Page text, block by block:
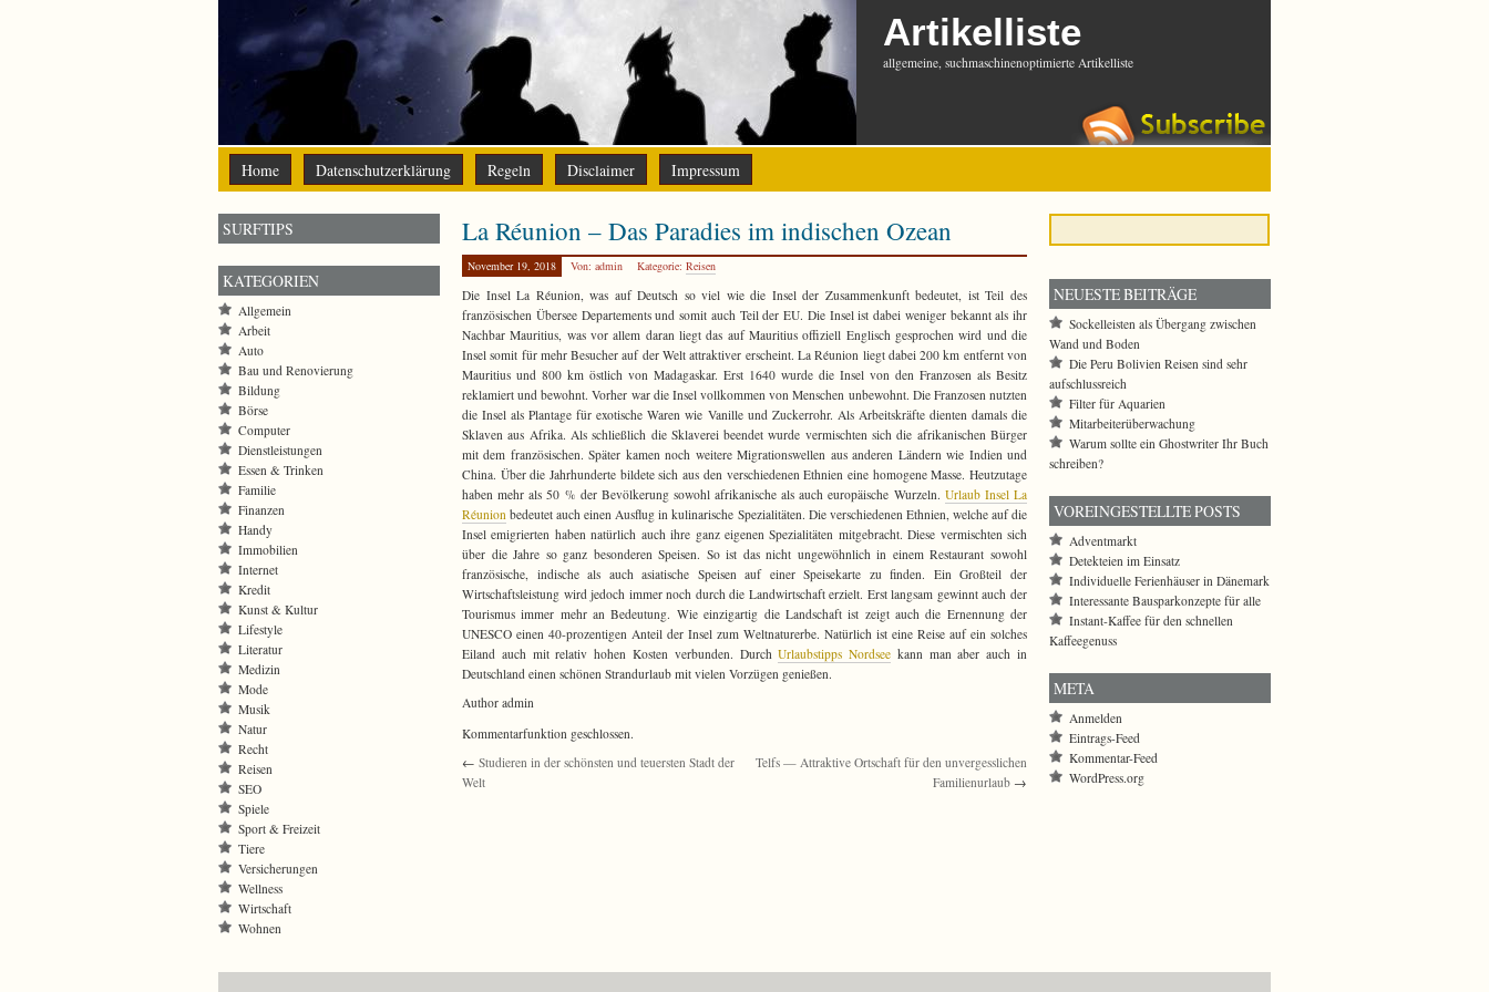
Artikelliste
allgemeine, suchmaschinenoptimierte Artikelliste
Home Datenschutzerklärung Regeln Disclaimer Impressum
La Réunion – Das Paradies im indischen Ozean
November 19, 2018 Von: admin Kategorie: Reisen
Die Insel La Réunion, was auf Deutsch so viel wie die Insel der Zusammenkunft bedeutet, ist Teil des
französischen Übersee Departements und somit auch Teil der EU. Die Insel ist dabei weniger bekannt als ihr
Nachbar Mauritius, was vor allem daran liegt das auf Mauritius offiziell Englisch gesprochen wird und die
Insel somit für mehr Besucher auf der Welt attraktiver erscheint. La Réunion liegt dabei 200 km entfernt von
Mauritius und 800 km östlich von Madagaskar. Erst 1640 wurde die Insel von den Franzosen als Besitz
reklamiert und bewohnt. Vorher war die Insel vollkommen von Menschen unbewohnt. Die Franzosen nutzten
die Insel als Plantage für exotische Waren wie Vanille und Zuckerrohr. Als Arbeitskräfte dienten damals die
Sklaven aus Afrika. Als schließlich die Sklaverei beendet wurde vermischten sich die afrikanischen Bürger
mit dem französischen. Später kamen noch weitere Migrationswellen aus anderen Ländern wie Indien und
China. Über die Jahrhunderte bildete sich aus den verschiedenen Ethnien eine homogene Masse. Heutzutage
haben mehr als 50 % der Bevölkerung sowohl afrikanische als auch europäische Wurzeln. Urlaub Insel La
Réunion bedeutet auch einen Ausflug in kulinarische Spezialitäten. Die verschiedenen Ethnien, welche auf die
Insel emigrierten haben natürlich auch ihre ganz eigenen Spezialitäten mitgebracht. Diese vermischten sich
über die Jahre so ganz besonderen Speisen. So ist das nicht ungewöhnlich in einem Restaurant sowohl
französische, indische als auch asiatische Speisen auf einer Speisekarte zu finden. Ein Großteil der
Wirtschaftsleistung wird jedoch immer noch durch die Landwirtschaft erzielt. Erst langsam gewinnt auch der
Tourismus immer mehr an Bedeutung. Wie einzigartig die Landschaft ist zeigt auch die Ernennung der
UNESCO einen 40-prozentigen Anteil der Insel zum Weltnaturerbe. Natürlich ist eine Reise auf ein solches
Eiland auch mit relativ hohen Kosten verbunden. DurchUrlaubstipps Nordsee kann man aber auch in
Deutschland einen schönen Strandurlaub mit vielen Vorzügen genießen.
Author admin
Kommentarfunktion geschlossen.
← Studieren in der schönsten und teuersten Stadt der
Welt
Telfs — Attraktive Ortschaft für den unvergesslichen
Familienurlaub →
SURFTIPS
KATEGORIEN
Allgemein
Arbeit
Auto
Bau und Renovierung
Bildung
Börse
Computer
Dienstleistungen
Essen & Trinken
Familie
Finanzen
Handy
Immobilien
Internet
Kredit
Kunst & Kultur
Lifestyle
Literatur
Medizin
Mode
Musik
Natur
Recht
Reisen
SEO
Spiele
Sport & Freizeit
Tiere
Versicherungen
Wellness
Wirtschaft
Wohnen
NEUESTE BEITRÄGE
Sockelleisten als Übergang zwischen
Wand und Boden
Die Peru Bolivien Reisen sind sehr
aufschlussreich
Filter für Aquarien
Mitarbeiterüberwachung
Warum sollte ein Ghostwriter Ihr Buch
schreiben?
VOREINGESTELLTE POSTS
Adventmarkt
Detekteien im Einsatz
Individuelle Ferienhäuser in Dänemark
Interessante Bausparkonzepte für alle
Instant-Kaffee für den schnellen
Kaffeegenuss
META
Anmelden
Eintrags-Feed
Kommentar-Feed
WordPress.org